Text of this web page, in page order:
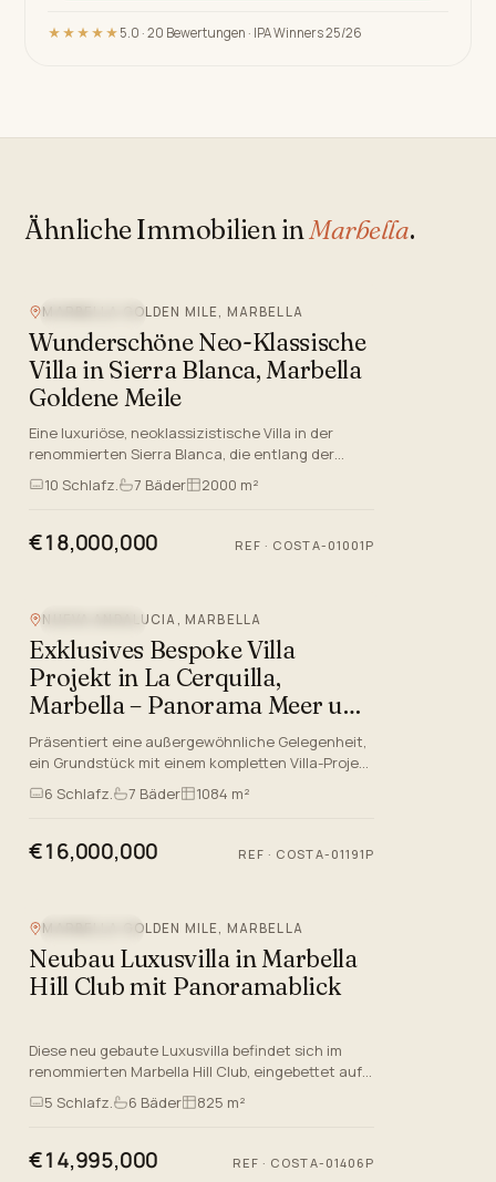
★★★★★ 5.0 · 20 Bewertungen · IPA Winners 25/26
Ähnliche Immobilien in Marbella.
MARBELLA GOLDEN MILE, MARBELLA
Wunderschöne Neo-Klassische
Villa in Sierra Blanca, Marbella
Goldene Meile
Eine luxuriöse, neoklassizistische Villa in der
renommierten Sierra Blanca, die entlang der
renommierten Goldenen Meile von Marbella liegt.
Diese außergewöhnli…
10 Schlafz. 7 Bäder 2000 m²
€18,000,000 REF · COSTA-01001P
NUEVA ANDALUCIA, MARBELLA
Exklusives Bespoke Villa
Projekt in La Cerquilla,
Marbella – Panorama Meer und
Bergblick
Präsentiert eine außergewöhnliche Gelegenheit,
ein Grundstück mit einem kompletten Villa-Projekt
und Baulizenz im Platz zu erwerben, in der
renommierten Enklav…
6 Schlafz. 7 Bäder 1084 m²
€16,000,000 REF · COSTA-01191P
MARBELLA GOLDEN MILE, MARBELLA
Neubau Luxusvilla in Marbella
Hill Club mit Panoramablick
Diese neu gebaute Luxusvilla befindet sich im
renommierten Marbella Hill Club, eingebettet auf
der renommierten Marbella Goldene Meile,
Málaga. Das Anwesen ver…
5 Schlafz. 6 Bäder 825 m²
€14,995,000 REF · COSTA-01406P